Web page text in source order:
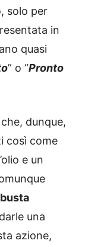
solo per
in
quasi
” o “Pronto
dunque,
così come
e un
busta
una
azione,